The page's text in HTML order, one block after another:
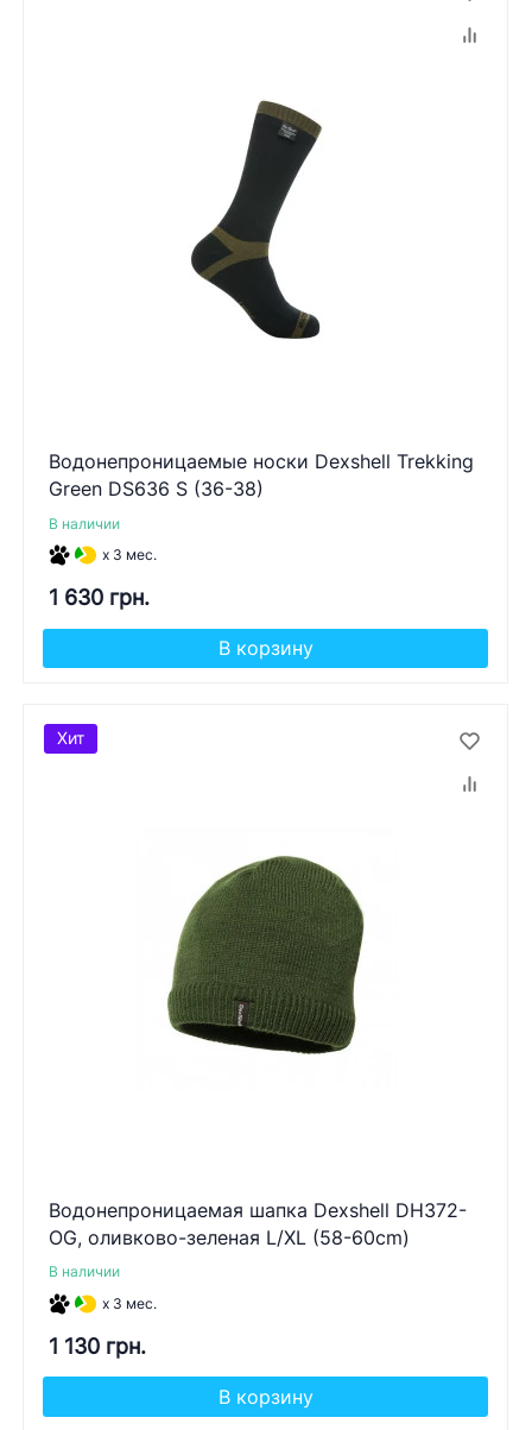
Водонепроницаемые носки Dexshell Trekking
Green DS636 S (36-38)
В наличии
x 3 мес.
1 630 грн.
В корзину
Водонепроницаемая шапка Dexshell DH372-
OG, оливково-зеленая L/XL (58-60cm)
В наличии
x 3 мес.
1 130 грн.
В корзину
Хит